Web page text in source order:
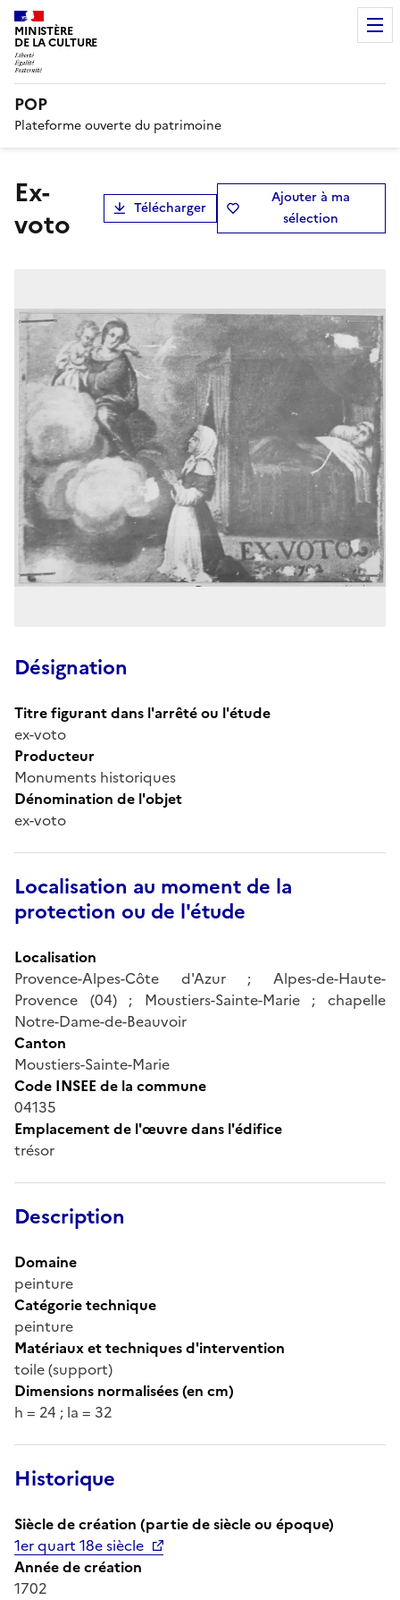
MINISTÈRE
DE LA CULTURE
POP
Plateforme ouverte du patrimoine
ex-
voto
Télécharger
Ajouter à ma
sélection
Désignation
Titre figurant dans l'arrêté ou l'étude
ex-voto
Producteur
Monuments historiques
Dénomination de l'objet
ex-voto
Localisation au moment de la
protection ou de l'étude
Localisation
Provence-Alpes-Côte d'Azur ; Alpes-de-Haute-
Provence (04) ; Moustiers-Sainte-Marie ; chapelle
Notre-Dame-de-Beauvoir
Canton
Moustiers-Sainte-Marie
Code INSEE de la commune
04135
Emplacement de l'œuvre dans l'édifice
trésor
Description
Domaine
peinture
Catégorie technique
peinture
Matériaux et techniques d'intervention
toile (support)
Dimensions normalisées (en cm)
h = 24 ; la = 32
Historique
Siècle de création (partie de siècle ou époque)
1er quart 18e siècle
Année de création
1702